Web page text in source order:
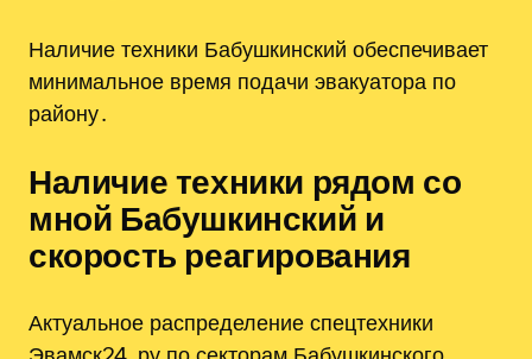
Наличие техники Бабушкинский обеспечивает
минимальное время подачи эвакуатора по
району․
Наличие техники рядом со
мной Бабушкинский и
скорость реагирования
Актуальное распределение спецтехники